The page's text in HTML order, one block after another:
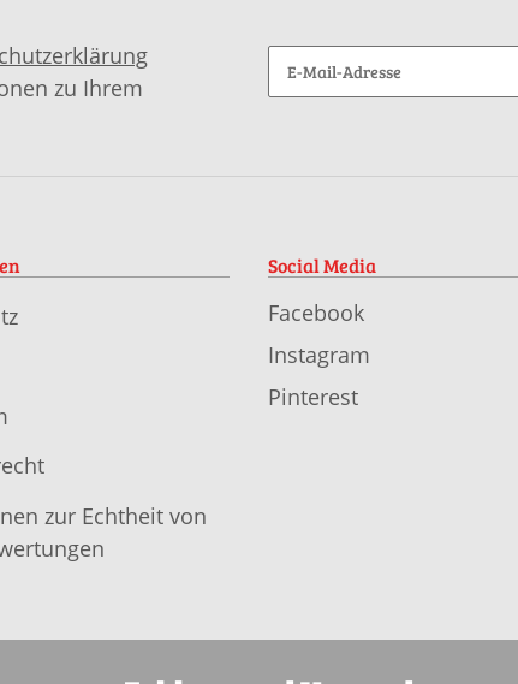
zu Ihrem
zur Echtheit von
Social Media
Facebook
Instagram
Pinterest